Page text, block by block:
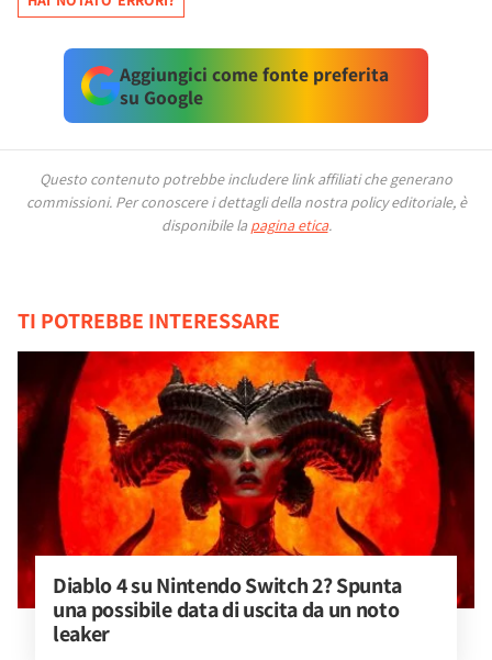
Aggiungici come fonte preferita
su Google
Questo contenuto potrebbe includere link affiliati che generano
commissioni. Per conoscere i dettagli della nostra policy editoriale, è
disponibile la pagina etica.
TI POTREBBE INTERESSARE
Diablo 4 su Nintendo Switch 2? Spunta
una possibile data di uscita da un noto
leaker